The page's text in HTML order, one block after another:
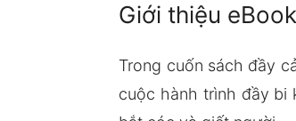
Giới thiệu eBook
Trong cuốn sách đầy
cuộc hành trình đầy bi